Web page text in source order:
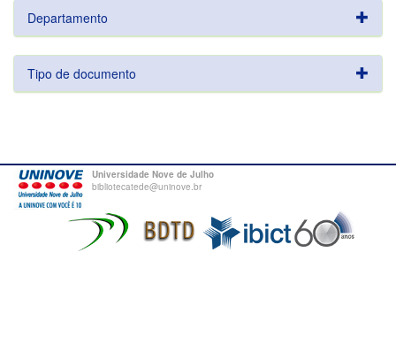
Departamento
Tipo de documento
Universidade Nove de Julho
bibliotecatede@uninove.br